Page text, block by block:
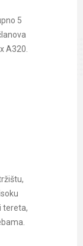
5
A320.
tereta,